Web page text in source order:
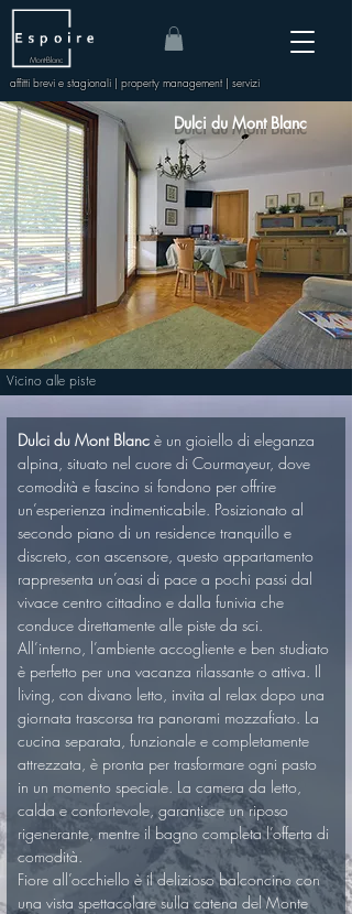
affitti brevi e stagionali | property management | servizi
Mont-Blanc
Dulci du Mont Blanc
Vicino alle piste
Dulci du Mont Blanc è un gioiello di eleganza
alpina, situato nel cuore di Courmayeur, dove
comodità e fascino si fondono per offrire
un’esperienza indimenticabile. Posizionato al
secondo piano di un residence tranquillo e
discreto, con ascensore, questo appartamento
rappresenta un’oasi di pace a pochi passi dal
vivace centro cittadino e dalla funivia che
conduce direttamente alle piste da sci.
All’interno, l’ambiente accogliente e ben studiato
è perfetto per una vacanza rilassante o attiva. Il
living, con divano letto, invita al relax dopo una
giornata trascorsa tra panorami mozzafiato. La
cucina separata, funzionale e completamente
attrezzata, è pronta per trasformare ogni pasto
in un momento speciale. La camera da letto,
calda e confortevole, garantisce un riposo
rigenerante, mentre il bagno completa l’offerta di
comodità.
Fiore all’occhiello è il delizioso balconcino con
una vista spettacolare sulla catena del Monte